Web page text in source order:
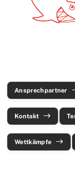
Ansprechpartner
Kontakt
Wettkämpfe
Ansprechpartner
Schwimmkurse
Aquafitness
Freistilkurs für